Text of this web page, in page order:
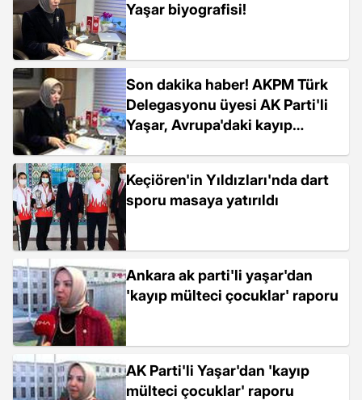
Yaşar biyografisi!
Son dakika haber! AKPM Türk
Delegasyonu üyesi AK Parti'li
Yaşar, Avrupa'daki kayıp
Keçiören'in Yıldızları'nda dart
sporu masaya yatırıldı
Ankara ak parti'li yaşar'dan
'kayıp mülteci çocuklar' raporu
AK Parti'li Yaşar'dan 'kayıp
mülteci çocuklar' raporu